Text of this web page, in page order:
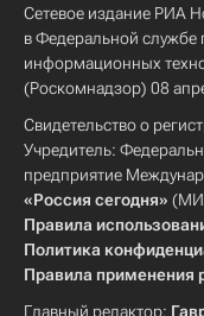
Сетевое издание РИА
в Федеральной службе
информационных
(Роскомнадзор) 08
Свидетельство о
Учредитель:
предприятие
«Россия сегодня»
Правила
Политика
Правила применения
Главный редактор: